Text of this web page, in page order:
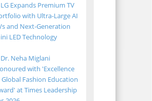
LG Expands Premium TV
with Ultra-Large AI
and Next-Generation
LED Technology
Dr. Neha Miglani
with 'Excellence
Global Fashion Education
at Times Leadership